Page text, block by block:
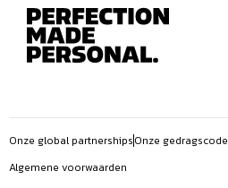
Onze global partnershipsOnze gedragscode
Algemene voorwaarden